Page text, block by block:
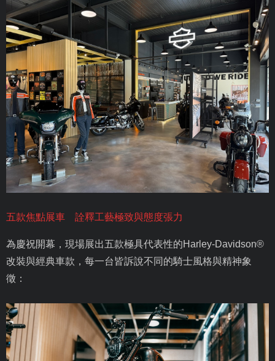
五款焦點展車 詮釋工藝極致與態度張力
為慶祝開幕，現場展出五款極具代表性的Harley-Davidson®
改裝與經典車款，每一台皆訴說不同的騎士風格與精神象
徵：